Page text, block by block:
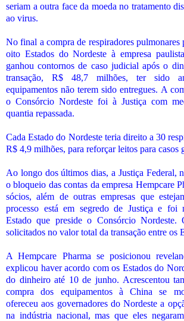
seriam a outra face da moeda no tratamento
ao virus.
No final a compra de respiradores pulmonares
oito Estados do Nordeste à empresa
ganhou contornos de caso judicial após o
transação, R$ 48,7 milhões, ter sido
equipamentos não terem sido entregues. A
o Consórcio Nordeste foi à Justiça com
quantia repassada.
Cada Estado do Nordeste teria direito a 30
R$ 4,9 milhões, para reforçar leitos para casos
Ao longo dos últimos dias, a Justiça Federal,
o bloqueio das contas da empresa Hempcare
sócios, além de outras empresas que
processo está em segredo de Justiça e foi
Estado que preside o Consórcio Nordeste.
solicitados no valor total da transação entre os
A Hempcare Pharma se posicionou
explicou haver acordo com os Estados do
do dinheiro até 10 de junho. Acrescentou
compra dos equipamentos à China se
ofereceu aos governadores do Nordeste a
na indústria nacional, mas que eles